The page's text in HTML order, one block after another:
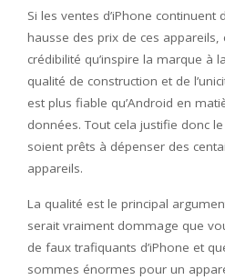
Si les ventes d’iPhone
hausse des prix de ces appareils,
crédibilité qu’inspire la marque à
qualité de construction et de
est plus fiable qu’Android en
données. Tout cela justifie donc
soient prêts à dépenser des
appareils.
La qualité est le principal
serait vraiment dommage que
de faux trafiquants d’iPhone et
sommes énormes pour un